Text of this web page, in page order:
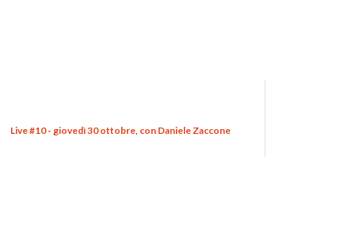
Live #10 - giovedì 30 ottobre, con Daniele Zaccone